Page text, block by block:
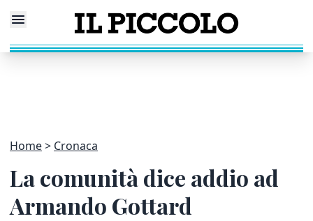
Home Cronaca
La comunità dice addio ad
Armando Gottard